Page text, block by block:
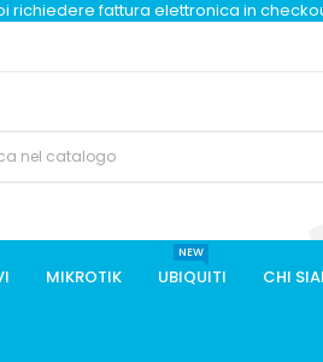
richiedere fattura elettronica in
MIKROTIK UBIQUITI
NEW
CHI